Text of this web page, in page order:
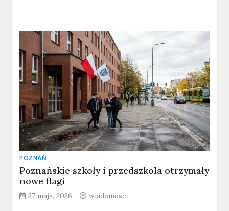
POZNAŃ
Poznańskie szkoły i przedszkola otrzymały
nowe flagi
27 maja, 2026 wiadomosci